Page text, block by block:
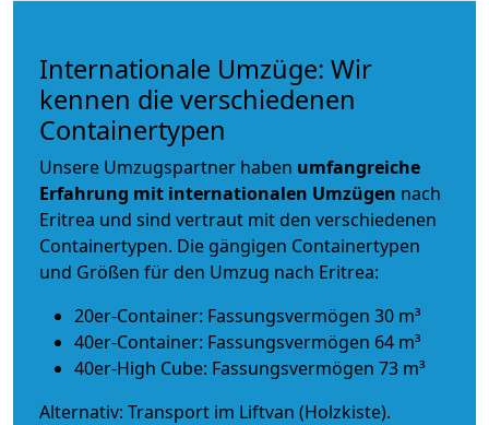
Internationale Umzüge: Wir
kennen die verschiedenen
Containertypen
Unsere Umzugspartner haben umfangreiche
Erfahrung mit internationalen Umzügen nach
Eritrea und sind vertraut mit den verschiedenen
Containertypen. Die gängigen Containertypen
und Größen für den Umzug nach Eritrea:
20er-Container: Fassungsvermögen 30 m³
40er-Container: Fassungsvermögen 64 m³
40er-High Cube: Fassungsvermögen 73 m³
Alternativ: Transport im Liftvan (Holzkiste).